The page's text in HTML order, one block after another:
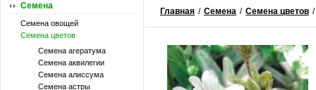
Семена
Семена овощей
Семена цветов
Семена агератума
Семена аквилегии
Семена алиссума
Семена астры
Главная / Семена / Семена цветов /